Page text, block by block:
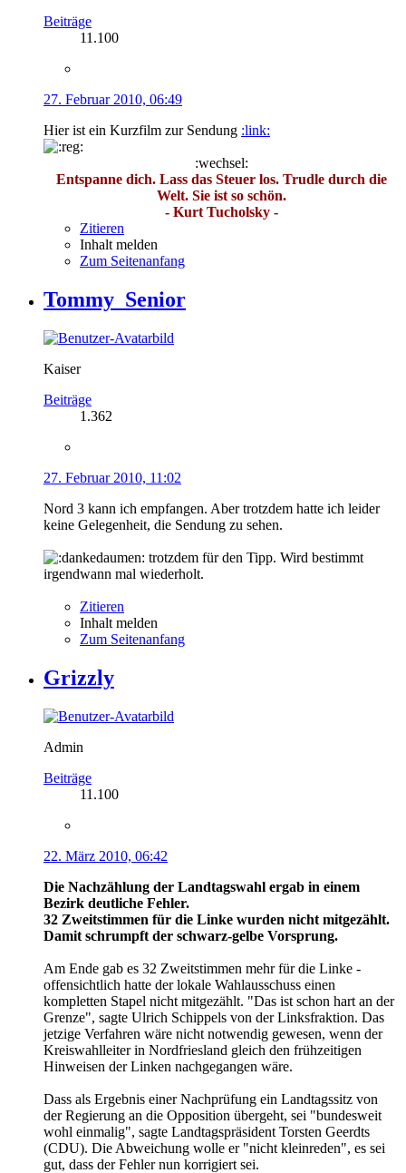
Beiträge
11.100
27. Februar 2010, 06:49
Hier ist ein Kurzfilm zur Sendung :link:
:wechsel:
Entspanne dich. Lass das Steuer los. Trudle durch die
Welt. Sie ist so schön.
- Kurt Tucholsky -
Zitieren
Inhalt melden
Zum Seitenanfang
Tommy_Senior
Kaiser
Beiträge
1.362
27. Februar 2010, 11:02
Nord 3 kann ich empfangen. Aber trotzdem hatte ich leider
keine Gelegenheit, die Sendung zu sehen.
trotzdem für den Tipp. Wird bestimmt
irgendwann mal wiederholt.
Zitieren
Inhalt melden
Zum Seitenanfang
Grizzly
Admin
Beiträge
11.100
22. März 2010, 06:42
Die Nachzählung der Landtagswahl ergab in einem
Bezirk deutliche Fehler.
32 Zweitstimmen für die Linke wurden nicht mitgezählt.
Damit schrumpft der schwarz-gelbe Vorsprung.
Am Ende gab es 32 Zweitstimmen mehr für die Linke -
offensichtlich hatte der lokale Wahlausschuss einen
kompletten Stapel nicht mitgezählt. "Das ist schon hart an der
Grenze", sagte Ulrich Schippels von der Linksfraktion. Das
jetzige Verfahren wäre nicht notwendig gewesen, wenn der
Kreiswahlleiter in Nordfriesland gleich den frühzeitigen
Hinweisen der Linken nachgegangen wäre.
Dass als Ergebnis einer Nachprüfung ein Landtagssitz von
der Regierung an die Opposition übergeht, sei "bundesweit
wohl einmalig", sagte Landtagspräsident Torsten Geerdts
(CDU). Die Abweichung wolle er "nicht kleinreden", es sei
gut, dass der Fehler nun korrigiert sei.